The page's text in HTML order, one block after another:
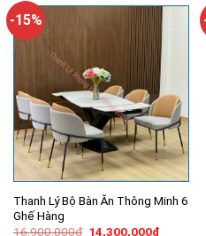
-15%
Thanh Lý Bộ Bàn Ăn Thông Minh 6
Ghế Hàng
16,900,000₫ Giá
14,300,000₫Giá